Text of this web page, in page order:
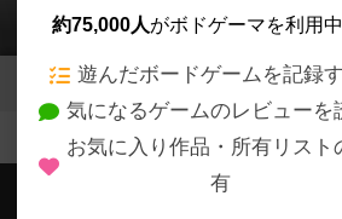
1 1
会員の新しい
約75,000人がボドゲーマを利用中
遊んだボードゲームを記録
気になるゲームのレビューを
お気に入り作品・所有リスト
有